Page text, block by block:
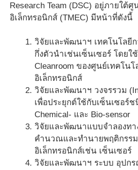
Research Team (DSC) อยู่ภายใต้
อิเล็กทรอนิกส์ (TMEC) มีหน้าที่ดังนี้
วิจัยและพัฒนาฯ เทคโนโลยี
กึ่งตัวนำเช่นเซ็นเซอร์ โดยใ
Cleanroom ของศูนย์เทคโนโ
อิเล็กทรอนิกส์
วิจัยและพัฒนาฯ วงจรรวม
เพื่อประยุกต์ใช้กับเซ็นเซอร์
Chemical- และ Bio-sensor
วิจัยและพัฒนาแบบจำลองท
คำนวณและทำนายพฤติกรร
อิเล็กทรอนิกส์เช่น เซ็นเซอร์
วิจัยและพัฒนาฯ ระบบ อุปก